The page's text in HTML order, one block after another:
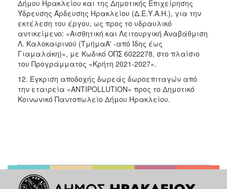
Δήμου Ηρακλείου και της Δημοτικής Επιχείρησης
Ύδρευσης Άρδευσης Ηρακλείου (Δ.Ε.Υ.Α.Η.), για την
εκτέλεση του έργου, ως προς το υδραυλικό
αντικείμενο: «Αισθητική και Λειτουργική Αναβάθμιση
Λ. Καλοκαιρινού (ΤμήμαΑ' -από Ίδης έως
Γιαμαλάκη)», με Κωδικό ΟΠΣ 6022278, στο πλαίσιο
του Προγράμματος «Κρήτη 2021-2027».
12. Έγκριση αποδοχής δωρεάς δωροεπιταγών από
την εταιρεία «ANTIPOLLUTION» προς το Δημοτικό
Κοινωνικό Παντοπωλείο Δήμου Ηρακλείου.